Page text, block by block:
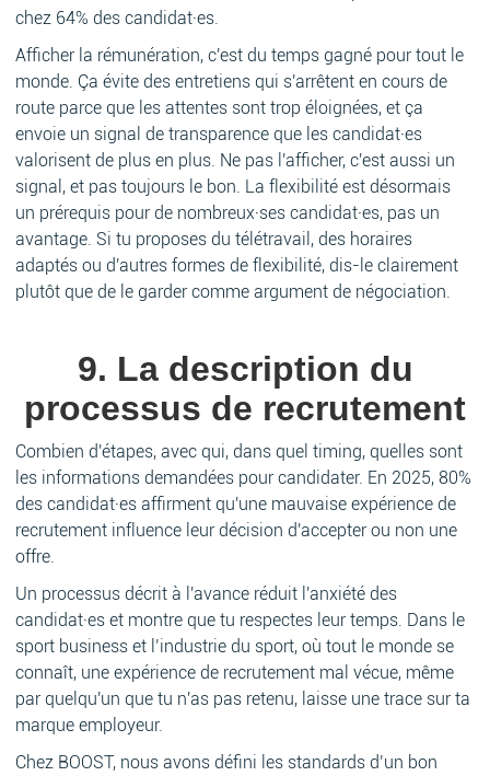
chez 64% des candidat·es.
Afficher la rémunération, c'est du temps gagné pour tout le
monde. Ça évite des entretiens qui s'arrêtent en cours de
route parce que les attentes sont trop éloignées, et ça
envoie un signal de transparence que les candidat·es
valorisent de plus en plus. Ne pas l'afficher, c'est aussi un
signal, et pas toujours le bon. La flexibilité est désormais
un prérequis pour de nombreux·ses candidat·es, pas un
avantage. Si tu proposes du télétravail, des horaires
adaptés ou d'autres formes de flexibilité, dis-le clairement
plutôt que de le garder comme argument de négociation.
9. La description du
processus de recrutement
Combien d'étapes, avec qui, dans quel timing, quelles sont
les informations demandées pour candidater. En 2025, 80%
des candidat·es affirment qu'une mauvaise expérience de
recrutement influence leur décision d'accepter ou non une
offre.
Un processus décrit à l'avance réduit l'anxiété des
candidat·es et montre que tu respectes leur temps. Dans le
sport business et l’industrie du sport, où tout le monde se
connaît, une expérience de recrutement mal vécue, même
par quelqu'un que tu n'as pas retenu, laisse une trace sur ta
marque employeur.
Chez BOOST, nous avons défini les standards d’un bon